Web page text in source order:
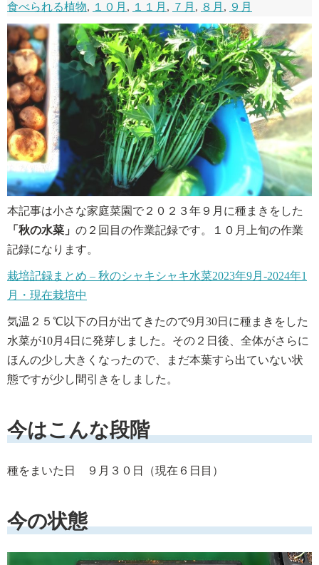
食べられる植物, １０月 , １１月 , ７月 , ８月 , ９月
本記事は小さな家庭菜園で２０２３年９月に種まきをした
「秋の水菜」 の２回目の作業記録です。１０月上旬の作業
記録になります。
栽培記録まとめ – 秋のシャキシャキ水菜2023年9月-2024年1
月・現在栽培中
気温２５℃以下の日が出てきたので9月30日に種まきをした
水菜が10月4日に発芽しました。その２日後、全体がさらに
ほんの少し大きくなったので、まだ本葉すら出ていない状
態ですが少し間引きをしました。
今はこんな段階
種をまいた日 ９月３０日（現在６日目）
今の状態